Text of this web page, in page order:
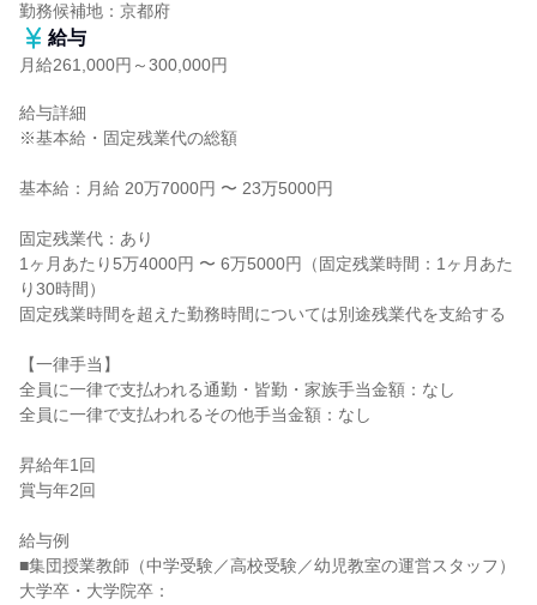
勤務候補地：京都府
給与
月給261,000円～300,000円
給与詳細
※基本給・固定残業代の総額
基本給：月給 20万7000円 〜 23万5000円
固定残業代：あり
1ヶ月あたり5万4000円 〜 6万5000円（固定残業時間：1ヶ月あた
り30時間）
固定残業時間を超えた勤務時間については別途残業代を支給する
【一律手当】
全員に一律で支払われる通勤・皆勤・家族手当金額：なし
全員に一律で支払われるその他手当金額：なし
昇給年1回
賞与年2回
給与例
■集団授業教師（中学受験／高校受験／幼児教室の運営スタッフ）
大学卒・大学院卒：